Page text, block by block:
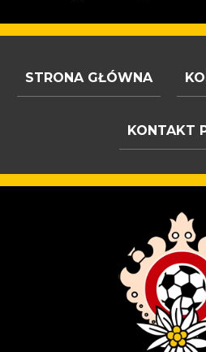
STRONA GŁÓWNA
KONTAKT